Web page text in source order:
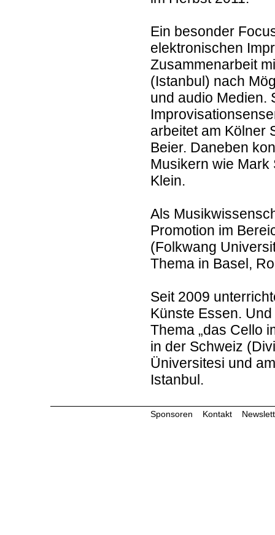
Ein besonder
elektronischen
Zusammenarbeit
(Istanbul) nach
und audio Medien.
arbeitet am Kölner
Beier. Daneben
Musikern wie Mark
Klein.
Als
Promotion im
(Folkwang
Thema in Basel,
Seit 2009
Künste Essen.
Thema „das Cello
in der Schweiz
Üniversitesi und
Istanbul.
Sponsoren Kontakt